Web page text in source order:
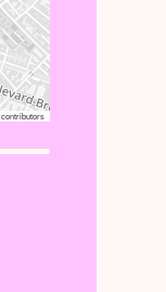
contributors